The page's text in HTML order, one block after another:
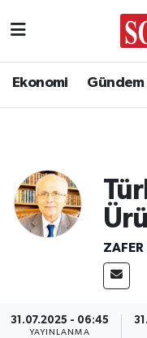
Ekonomi Gündem
31.07.2025 - 06:45
YAYINLANMA